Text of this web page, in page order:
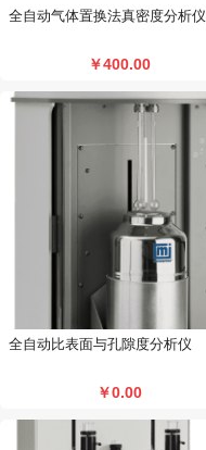
全自动气体置换法真密度分析仪
￥400.00
全自动比表面与孔隙度分析仪
￥0.00